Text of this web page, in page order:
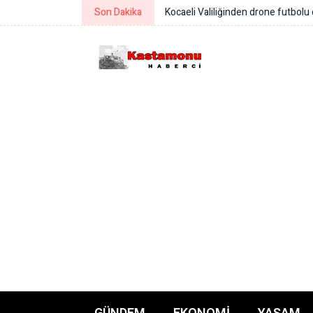
Son Dakika Başkan Aşgın: Üçüncü sentetik